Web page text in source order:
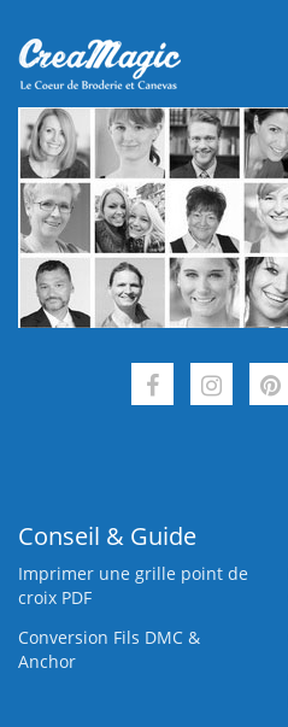
Conseil & Guide
Imprimer une grille point de
croix PDF
Conversion Fils DMC &
Anchor